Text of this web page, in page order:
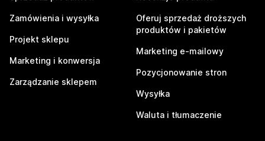
Zamówienia i wysyłka
Projekt sklepu
Marketing i konwersja
Zarządzanie sklepem
Oferuj sprzedaż droższych
produktów i pakietów
Marketing e-mailowy
Pozycjonowanie stron
Wysyłka
Waluta i tłumaczenie